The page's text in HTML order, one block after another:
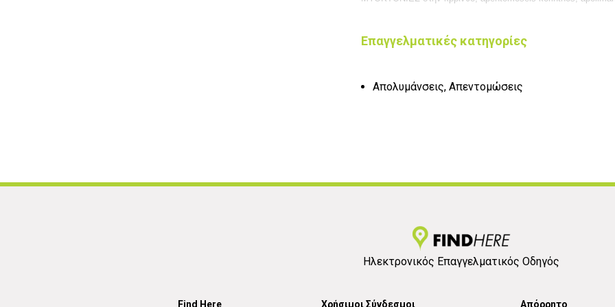
Επαγγελματικές κατηγορίες
Απολυμάνσεις, Απεντομώσεις
Ηλεκτρονικός Επαγγελματικός Οδηγός
Find Here Χρήσιμοι Σύνδεσμοι Απόρρητο